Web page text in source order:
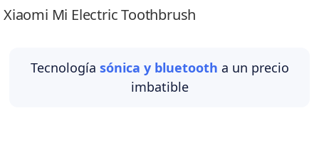
Xiaomi Mi Electric Toothbrush
Tecnología sónica y bluetooth a un precio
imbatible